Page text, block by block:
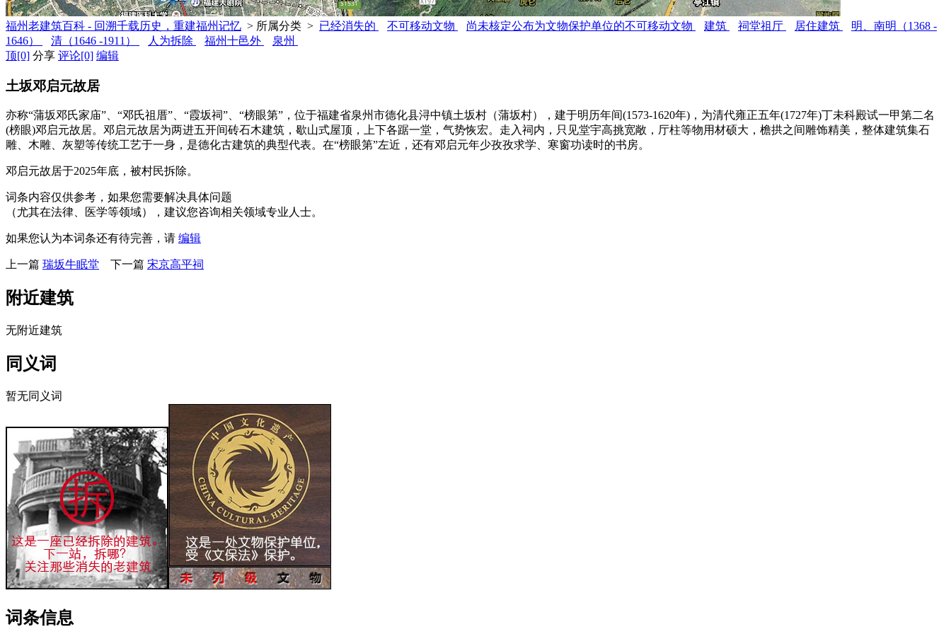
福州老建筑百科 - 回溯千载历史，重建福州记忆 > 所属分类 > 已经消失的 不可移动文物 尚未核定公布为文物保护单位的不可移动文物 建筑 祠堂祖厅 居住建筑
明、南明（1368 -
1646）
清（1646 -1911） 人为拆除 福州十邑外
泉州
顶[0] 分享 评论[0] 编辑
土坂邓启元故居
亦称“蒲坂邓氏家庙”、“邓氏祖厝”、“霞坂祠”、“榜眼第”，位于福建省泉州市德化县浔中镇土坂村（蒲坂村），建于明历年间(1573-1620年)，为清代雍正五年(1727年)丁未科殿试一甲第二名
(榜眼)邓启元故居。邓启元故居为两进五开间砖石木建筑，歇山式屋顶，上下各踞一堂，气势恢宏。走入祠内，只见堂宇高挑宽敞，厅柱等物用材硕大，檐拱之间雕饰精美，整体建筑集石
雕、木雕、灰塑等传统工艺于一身，是德化古建筑的典型代表。在“榜眼第”左近，还有邓启元年少孜孜求学、寒窗功读时的书房。
邓启元故居于2025年底，被村民拆除。
词条内容仅供参考，如果您需要解决具体问题
（尤其在法律、医学等领域），建议您咨询相关领域专业人士。
如果您认为本词条还有待完善，请 编辑
上一篇 瑞坂牛眠堂 下一篇 宋京高平祠
附近建筑
无附近建筑
同义词
暂无同义词
词条信息